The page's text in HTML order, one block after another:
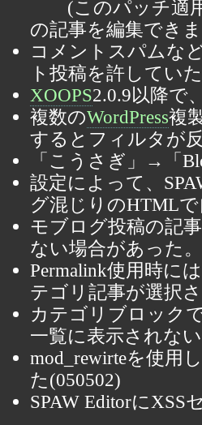
(このパッチ適用
の記事を編集でき
コメントスパムな
ト投稿を許してい
XOOPS2.0.9以降で
複数のWordPress複
するとフィルタが
「こうさぎ」→「
設定によって、
グ混じりのHTML
モブログ投稿の記
ない場合があった
Permalink使用時に
テゴリ記事が選択
カテゴリブロック
一覧に表示されな
mod_rewirteを使用
た(050502)
SPAW EditorにXSS